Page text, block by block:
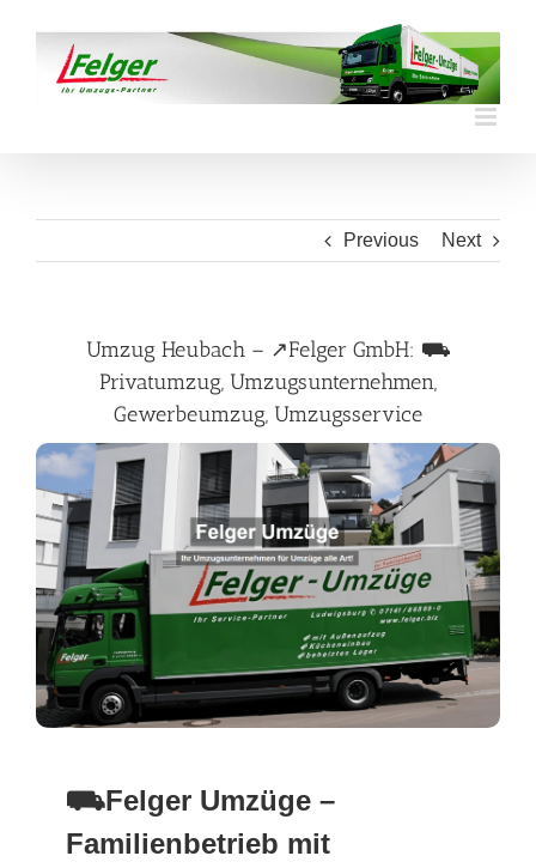
content
Previous Next
Umzug Heubach – ↗️Felger GmbH: ⛟
Privatumzug, Umzugsunternehmen,
Gewerbeumzug, Umzugsservice
⛟Felger Umzüge –
Familienbetrieb mit